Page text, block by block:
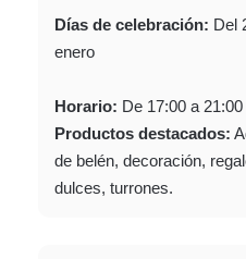
Días de celebración: Del
enero
Horario: De 17:00 a 21:00
Productos destacados:
de belén, decoración,
dulces, turrones.